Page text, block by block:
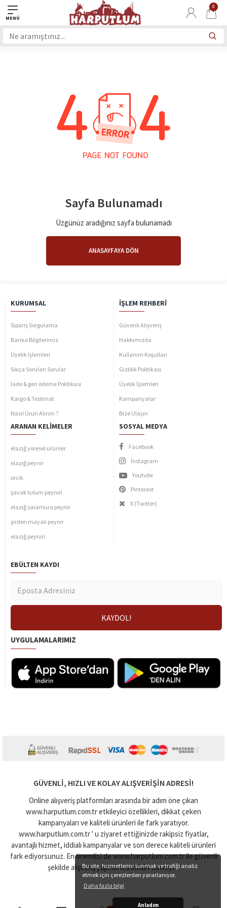
Bu site, hizmetlerini sunmak ve trafiği analiz
etmek için çerezlerden yararlanıyor.
Daha fazla bilgi
Anladım
0
Sayfa Bulunamadı
Üzgünüz aradığınız sayfa bulunamadı
ANASAYFAYA DÖN
KURUMSAL
Sipariş Sorgulama
Banka Bilgilerimiz
Üyelik İşlemleri
Sıkça Sorulan Sorular
İade & geri ödeme Politikası
Kargo & Teslimat
Nasıl Ürün Alırım ?
İŞLEM REHBERI
Güvenli Alışveriş
Hakkımızda
Kullanım Koşulları
Gizlilik Politikası
Üyelik İşlemleri
Kampanyalar
Bize Ulaşın
ARANAN KELIMELER
elazığ yöresel ürünler
elazığ peynir
orcik
şavak tulum peyniri
elazığ salamura peynir
şirden mayalı peynir
elazığ peyniri
SOSYAL MEDYA
Facebook
İnstagram
Youtube
Pinterest
X (Twitter)
EBÜLTEN KAYDI
UYGULAMALARIMIZ
GÜVENLI, HIZLI VE KOLAY ALIŞVERIŞIN ADRESI!
Online alışveriş platformları arasında bir adım öne çıkan
www.harputlum.com.tr etkileyici özellikleri, dikkat çeken
kampanyaları ve kaliteli ürünleri ile fark yaratıyor.
www.harputlum.com.tr ' u ziyaret ettiğinizde rakipsiz fiyatlar,
avantajlı hizmet, iddialı kampanyalar ve son derece kaliteli ürünleri
fark ediyorsunuz. En önemlisi de www.harputlum.com.tr ile güvenli
şekilde alışveriş yapmanıza imkân tanınıyor.